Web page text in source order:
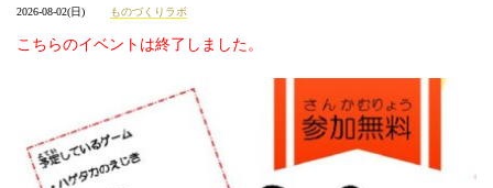
2026-08-02(日) ものづくりラボ
こちらのイベントは終了しました。